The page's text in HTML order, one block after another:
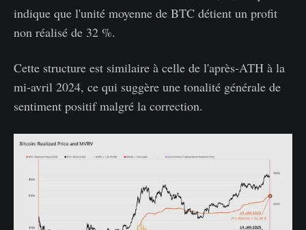
indique que l'unité moyenne de BTC détient un profit
non réalisé de 32 %.
Cette structure est similaire à celle de l'après-ATH à la
mi-avril 2024, ce qui suggère une tonalité générale de
sentiment positif malgré la correction.